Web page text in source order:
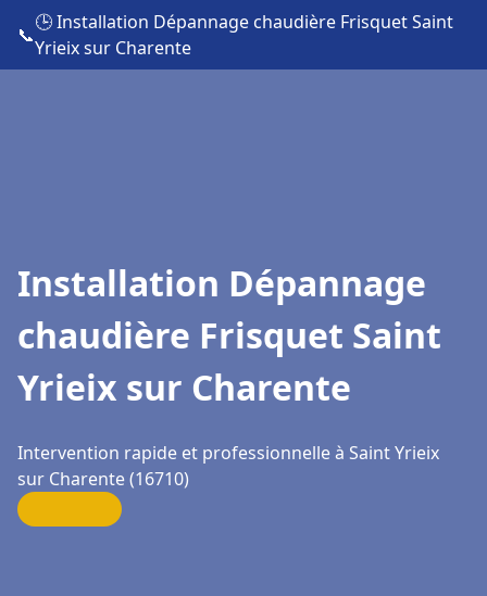
📞
🕒 Installation Dépannage chaudière Frisquet Saint
Yrieix sur Charente
Installation Dépannage
chaudière Frisquet Saint
Yrieix sur Charente
Intervention rapide et professionnelle à Saint Yrieix
sur Charente (16710)